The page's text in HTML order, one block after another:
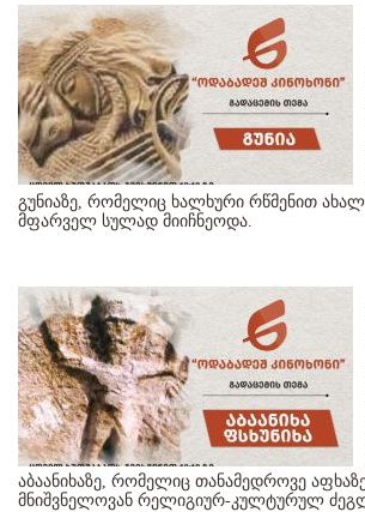
გუნიაზე, რომელიც ხალხური რწმენით
მფარველ სულად მიიჩნეოდა.
აბაანიხაზე, რომელიც თანამედროვე
მნიშვნელოვან რელიგიურ-კულტურულ